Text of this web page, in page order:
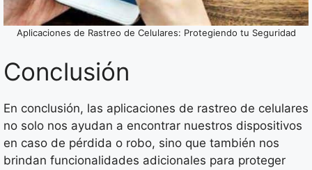
Aplicaciones de Rastreo de Celulares: Protegiendo tu Seguridad
Conclusión
En conclusión, las aplicaciones de rastreo de celulares
no solo nos ayudan a encontrar nuestros dispositivos
en caso de pérdida o robo, sino que también nos
brindan funcionalidades adicionales para proteger